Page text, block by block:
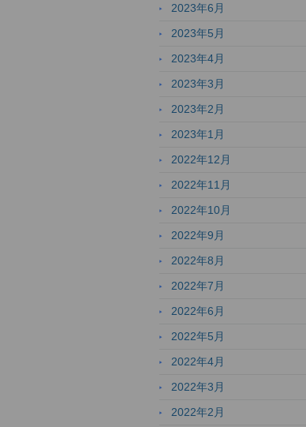
2023年6月
2023年5月
2023年4月
2023年3月
2023年2月
2023年1月
2022年12月
2022年11月
2022年10月
2022年9月
2022年8月
2022年7月
2022年6月
2022年5月
2022年4月
2022年3月
2022年2月